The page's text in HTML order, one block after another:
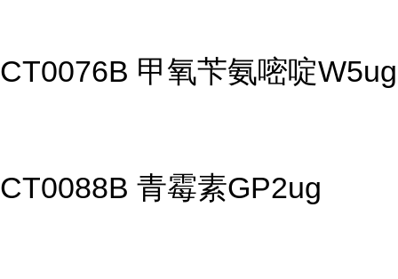
CT0076B 甲氧苄氨嘧啶W5ug
CT0088B 青霉素GP2ug